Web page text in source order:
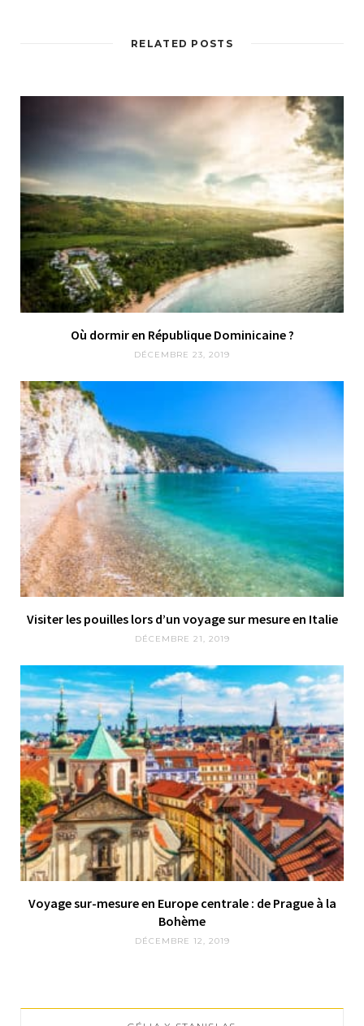
RELATED POSTS
Où dormir en République Dominicaine ?
DÉCEMBRE 23, 2019
Visiter les pouilles lors d’un voyage sur mesure en Italie
DÉCEMBRE 21, 2019
Voyage sur-mesure en Europe centrale : de Prague à la
Bohème
DÉCEMBRE 12, 2019